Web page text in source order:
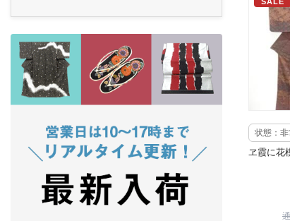
状態：
ヱ霞に花